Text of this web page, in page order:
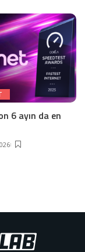
6 ayın da en